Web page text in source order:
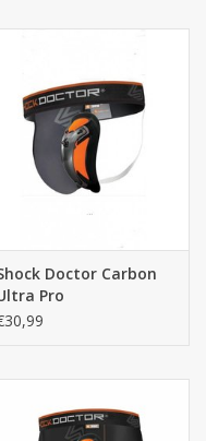
Doctor Carbon
Pro